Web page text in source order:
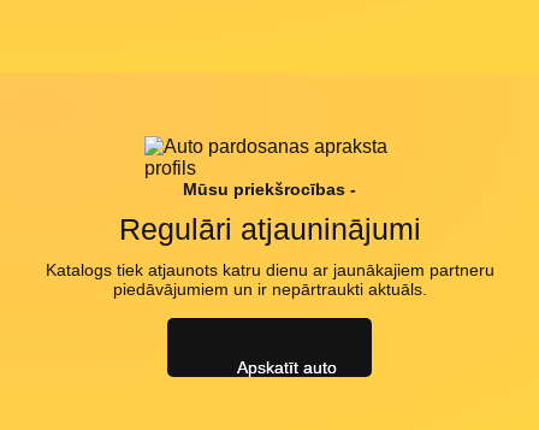
Mūsu priekšrocības -
Regulāri atjauninājumi
Katalogs tiek atjaunots katru dienu ar jaunākajiem partneru
piedāvājumiem un ir nepārtraukti aktuāls.